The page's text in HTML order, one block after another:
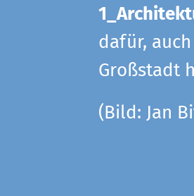
dafür,
Großstadt
(Bild: Jan